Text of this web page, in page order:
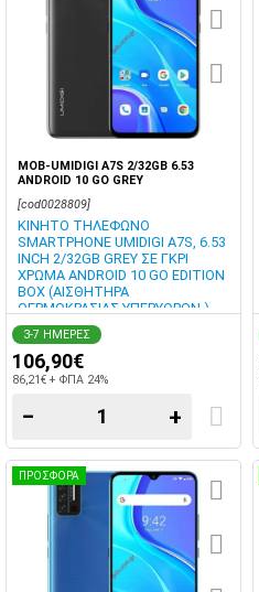
MOB-UMIDIGI A7S 2/32GB 6.53
ANDROID 10 GO GREY
[cod0028809]
ΚΙΝΗΤΟ ΤΗΛΕΦΩΝΟ
SMARTPHONE UMIDIGI A7S, 6.53
INCH 2/32GB GREY ΣΕ ΓΚΡΙ
ΧΡΩΜΑ ANDROID 10 GO EDITION
BOX (ΑΙΣΘΗΤΗΡΑ
ΘΕΡΜΟΚΡΑΣΙΑΣ ΥΠΕΡΥΘΡΩΝ )
3-7 ΗΜΕΡΕΣ
106,90€
86,21€ + ΦΠΑ 24%
− +
ΠΡΟΣΦΟΡΑ